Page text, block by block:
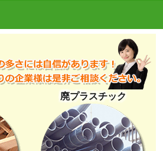
廃プラスチック